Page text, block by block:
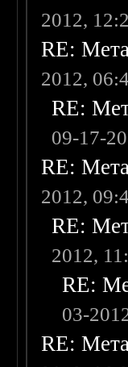
2012,
RE:
2012,
RE:
09-17-
RE:
2012,
RE:
2012,
RE:
03-
RE: